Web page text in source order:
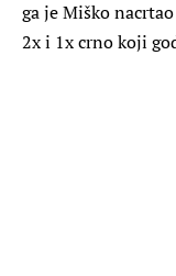
ga je Miško
2x i 1x crno koji